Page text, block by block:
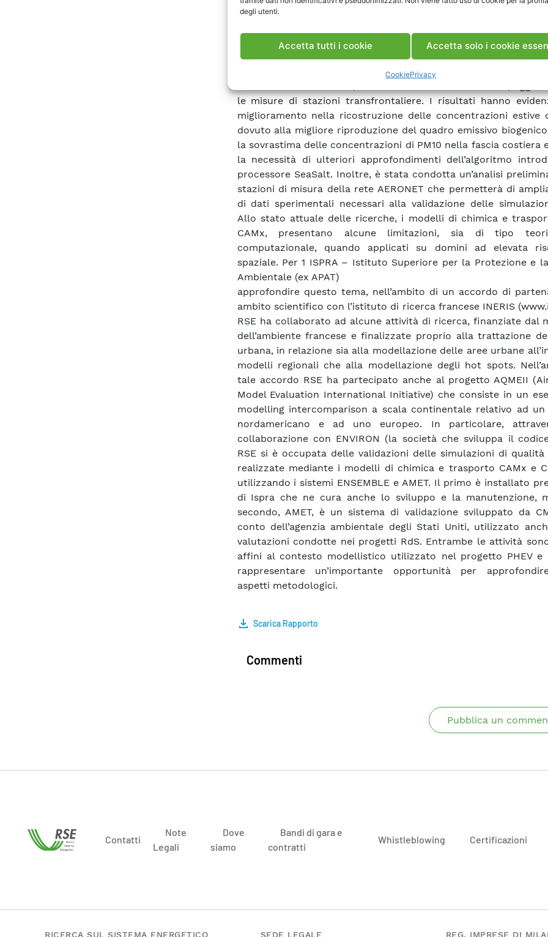
degli utenti.
Accetta tutti i cookie Accetta solo i cookie
CookiePrivacy
algoritmo per la parametrizzazione delle emissioni dalla
della costa. Attraverso l’applicazione del modello CAMx è stato
calcolare i valori di concentrazione di diversi inquinanti
territorio italiano per l’anno 2005. La validazione dei dati
le misure di stazioni transfrontaliere. I risultati hanno
miglioramento nella ricostruzione delle concentrazioni estive
dovuto alla migliore riproduzione del quadro emissivo
la sovrastima delle concentrazioni di PM10 nella fascia costiera
la necessità di ulteriori approfondimenti dell’algoritmo
processore SeaSalt. Inoltre, è stata condotta un’analisi
stazioni di misura della rete AERONET che permetterà di
di dati sperimentali necessari alla validazione delle
Allo stato attuale delle ricerche, i modelli di chimica e
CAMx, presentano alcune limitazioni, sia di tipo
computazionale, quando applicati su domini ad elevata
spaziale. Per 1 ISPRA – Istituto Superiore per la Protezione e
Ambientale (ex APAT)
approfondire questo tema, nell’ambito di un accordo di
ambito scientifico con l’istituto di ricerca francese INERIS
RSE ha collaborato ad alcune attività di ricerca, finanziate dal
dell’ambiente francese e finalizzate proprio alla trattazione
urbana, in relazione sia alla modellazione delle aree urbane
modelli regionali che alla modellazione degli hot spots.
tale accordo RSE ha partecipato anche al progetto AQMEII
Model Evaluation International Initiative) che consiste in un
modelling intercomparison a scala continentale relativo ad un
nordamericano e ad uno europeo. In particolare,
collaborazione con ENVIRON (la società che sviluppa il
RSE si è occupata delle validazioni delle simulazioni di qualità
realizzate mediante i modelli di chimica e trasporto CAMx e
utilizzando i sistemi ENSEMBLE e AMET. Il primo è installato
di Ispra che ne cura anche lo sviluppo e la manutenzione,
secondo, AMET, è un sistema di validazione sviluppato da
conto dell’agenzia ambientale degli Stati Uniti, utilizzato
valutazioni condotte nei progetti RdS. Entrambe le attività
affini al contesto modellistico utilizzato nel progetto PHEV e
rappresentare un’importante opportunità per
aspetti metodologici.
Scarica Rapporto
Commenti
Pubblica un
Contatti
Note
Legali
Dove
siamo
Bandi di gara e
contratti
Whistleblowing Certificazioni
RICERCA SUL SISTEMA ENERGETICO SEDE LEGALE REG. IMPRESE DI